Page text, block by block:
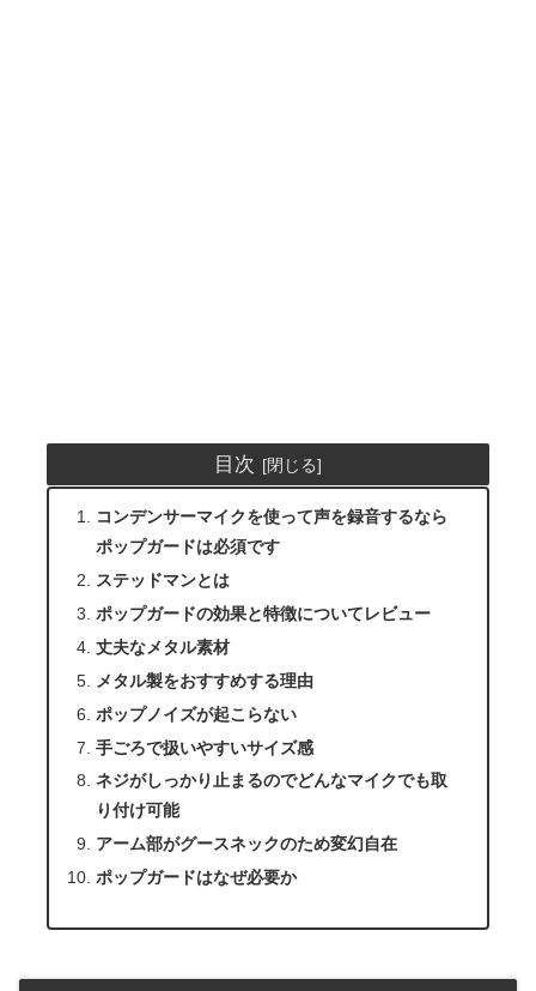
目次
コンデンサーマイクを使って声を録音するなら
ポップガードは必須です
ステッドマンとは
ポップガードの効果と特徴についてレビュー
丈夫なメタル素材
メタル製をおすすめする理由
ポップノイズが起こらない
手ごろで扱いやすいサイズ感
ネジがしっかり止まるのでどんなマイクでも取
り付け可能
アーム部がグースネックのため変幻自在
ポップガードはなぜ必要か